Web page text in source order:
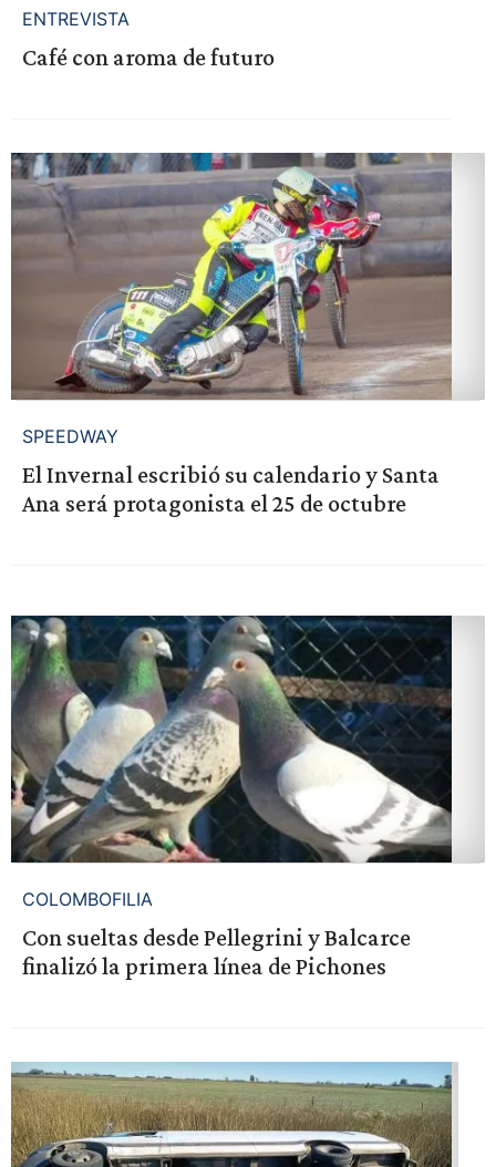
ENTREVISTA
Café con aroma de futuro
SPEEDWAY
El Invernal escribió su calendario y Santa
Ana será protagonista el 25 de octubre
COLOMBOFILIA
Con sueltas desde Pellegrini y Balcarce
finalizó la primera línea de Pichones